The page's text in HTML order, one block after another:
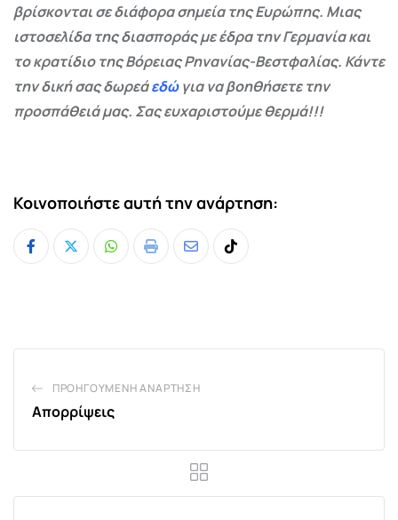
βρίσκονται σε διάφορα σημεία της Ευρώπης. Μιας
ιστοσελίδα της διασποράς με έδρα την Γερμανία και
το κρατίδιο της Βόρειας Ρηνανίας-Βεστφαλίας. Κάντε
την δική σας δωρεάεδώγια να βοηθήσετε την
προσπάθειά μας. Σας ευχαριστούμε θερμά!!!
Κοινοποιήστε αυτή την ανάρτηση:
Whatsapp
Print
ShareTiktok
ΠΡΟΗΓΟΎΜΕΝΗ ΑΝΆΡΤΗΣΗ
Απορρίψεις